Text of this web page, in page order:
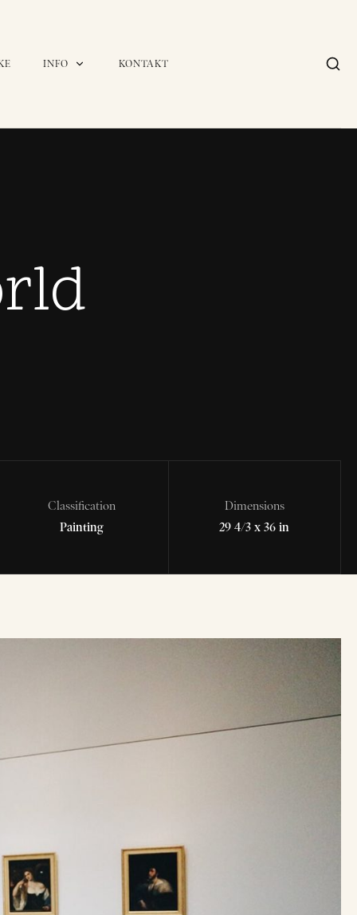
INFO KONTAKT
Classification
Painting
Dimensions
29 4/3 x 36 in